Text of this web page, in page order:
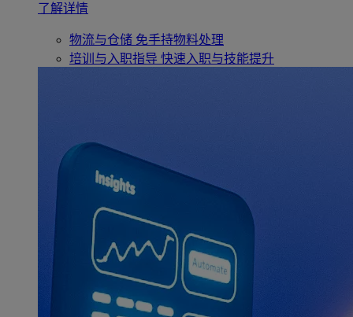
了解详情
物流与仓储 免手持物料处理
培训与入职指导 快速入职与技能提升